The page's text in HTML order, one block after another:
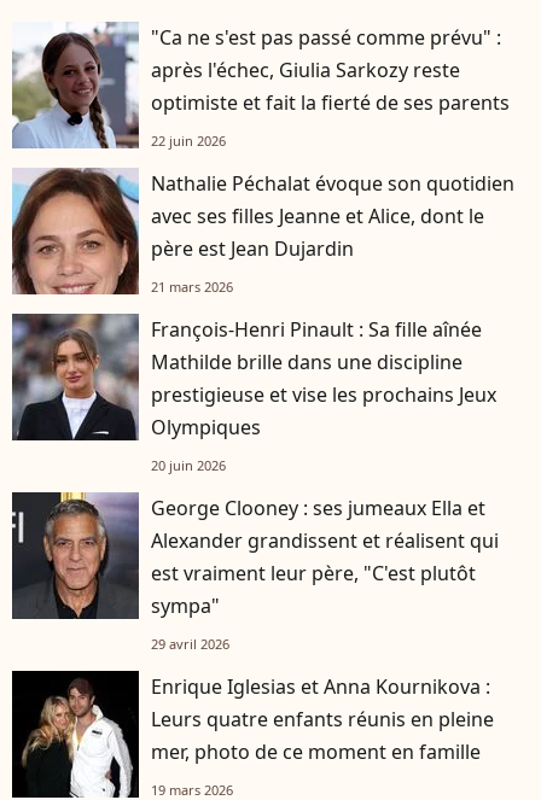
"Ca ne s'est pas passé comme prévu" :
après l'échec, Giulia Sarkozy reste
optimiste et fait la fierté de ses parents
22 juin 2026
Nathalie Péchalat évoque son quotidien
avec ses filles Jeanne et Alice, dont le
père est Jean Dujardin
21 mars 2026
François-Henri Pinault : Sa fille aînée
Mathilde brille dans une discipline
prestigieuse et vise les prochains Jeux
Olympiques
20 juin 2026
George Clooney : ses jumeaux Ella et
Alexander grandissent et réalisent qui
est vraiment leur père, "C'est plutôt
sympa"
29 avril 2026
Enrique Iglesias et Anna Kournikova :
Leurs quatre enfants réunis en pleine
mer, photo de ce moment en famille
19 mars 2026